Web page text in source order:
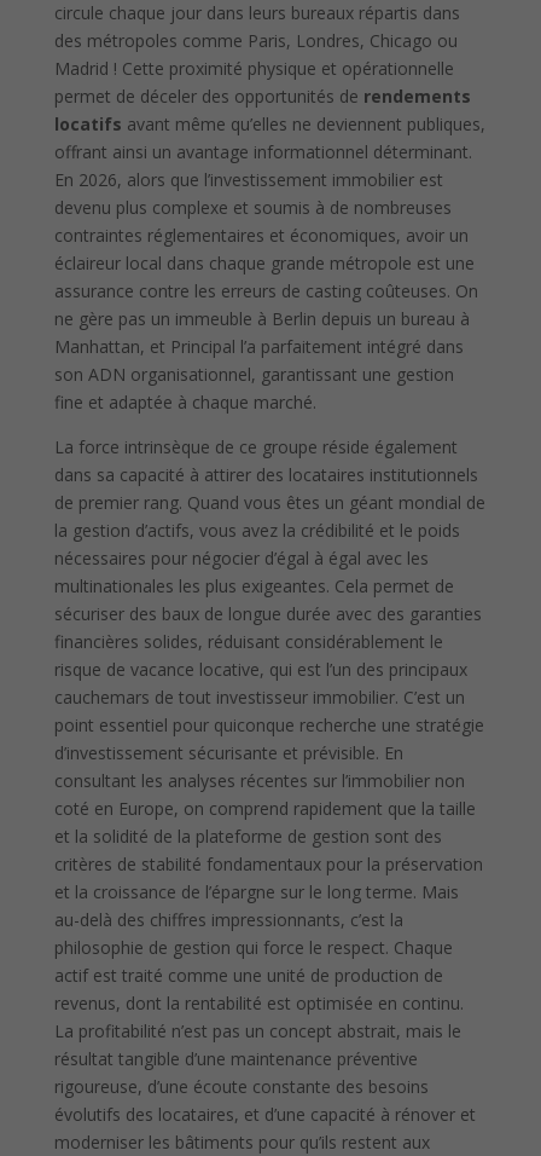
circule chaque jour dans leurs bureaux répartis dans
des métropoles comme Paris, Londres, Chicago ou
Madrid ! Cette proximité physique et opérationnelle
permet de déceler des opportunités de rendements
locatifs avant même qu’elles ne deviennent publiques,
offrant ainsi un avantage informationnel déterminant.
En 2026, alors que l’investissement immobilier est
devenu plus complexe et soumis à de nombreuses
contraintes réglementaires et économiques, avoir un
éclaireur local dans chaque grande métropole est une
assurance contre les erreurs de casting coûteuses. On
ne gère pas un immeuble à Berlin depuis un bureau à
Manhattan, et Principal l’a parfaitement intégré dans
son ADN organisationnel, garantissant une gestion
fine et adaptée à chaque marché.
La force intrinsèque de ce groupe réside également
dans sa capacité à attirer des locataires institutionnels
de premier rang. Quand vous êtes un géant mondial de
la gestion d’actifs, vous avez la crédibilité et le poids
nécessaires pour négocier d’égal à égal avec les
multinationales les plus exigeantes. Cela permet de
sécuriser des baux de longue durée avec des garanties
financières solides, réduisant considérablement le
risque de vacance locative, qui est l’un des principaux
cauchemars de tout investisseur immobilier. C’est un
point essentiel pour quiconque recherche une stratégie
d’investissement sécurisante et prévisible. En
consultant les analyses récentes sur l’immobilier non
coté en Europe, on comprend rapidement que la taille
et la solidité de la plateforme de gestion sont des
critères de stabilité fondamentaux pour la préservation
et la croissance de l’épargne sur le long terme. Mais
au-delà des chiffres impressionnants, c’est la
philosophie de gestion qui force le respect. Chaque
actif est traité comme une unité de production de
revenus, dont la rentabilité est optimisée en continu.
La profitabilité n’est pas un concept abstrait, mais le
résultat tangible d’une maintenance préventive
rigoureuse, d’une écoute constante des besoins
évolutifs des locataires, et d’une capacité à rénover et
moderniser les bâtiments pour qu’ils restent aux